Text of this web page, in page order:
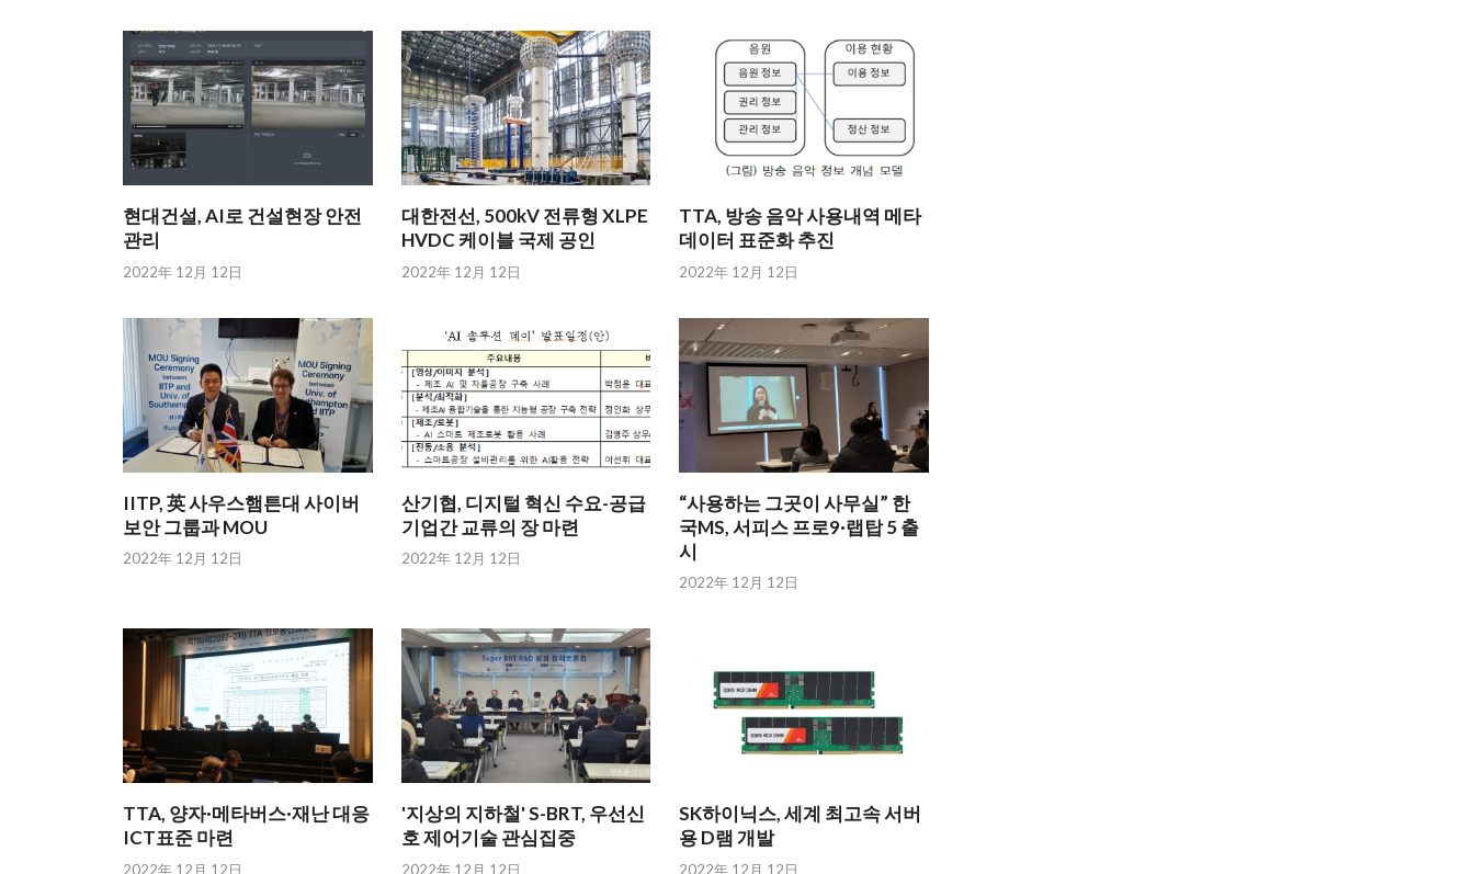
현대건설, AI로 건설현장 안전
관리
2022年 12月 12日
대한전선, 500kV 전류형 XLPE
HVDC 케이블 국제 공인
2022年 12月 12日
TTA, 방송 음악 사용내역 메타
데이터 표준화 추진
2022年 12月 12日
IITP, 英 사우스햄튼대 사이버
보안 그룹과 MOU
2022年 12月 12日
산기협, 디지털 혁신 수요-공급
기업간 교류의 장 마련
2022年 12月 12日
“사용하는 그곳이 사무실” 한
국MS, 서피스 프로9·랩탑 5 출
시
2022年 12月 12日
TTA, 양자·메타버스·재난 대응
ICT표준 마련
2022年 12月 12日
'지상의 지하철' S-BRT, 우선신
호 제어기술 관심집중
2022年 12月 12日
SK하이닉스, 세계 최고속 서버
용 D램 개발
2022年 12月 12日